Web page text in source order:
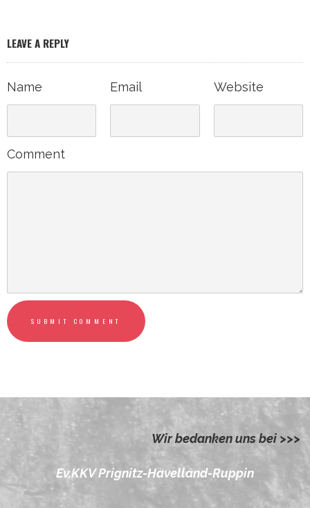
LEAVE A REPLY
Name Email Website
Comment
SUBMIT COMMENT
Wir bedanken uns bei >>>
Ev.KKV Prignitz-Havelland-Ruppin